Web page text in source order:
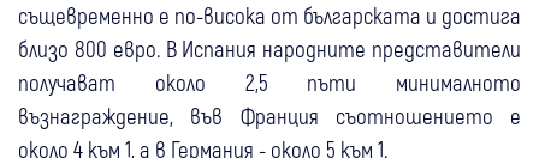
същевременно е по-висока от българската и достига
близо 800 евро. В Испания народните представители
получават около 2,5 пъти минималното
възнаграждение, във Франция съотношението е
около 4 към 1, а в Германия - около 5 към 1.